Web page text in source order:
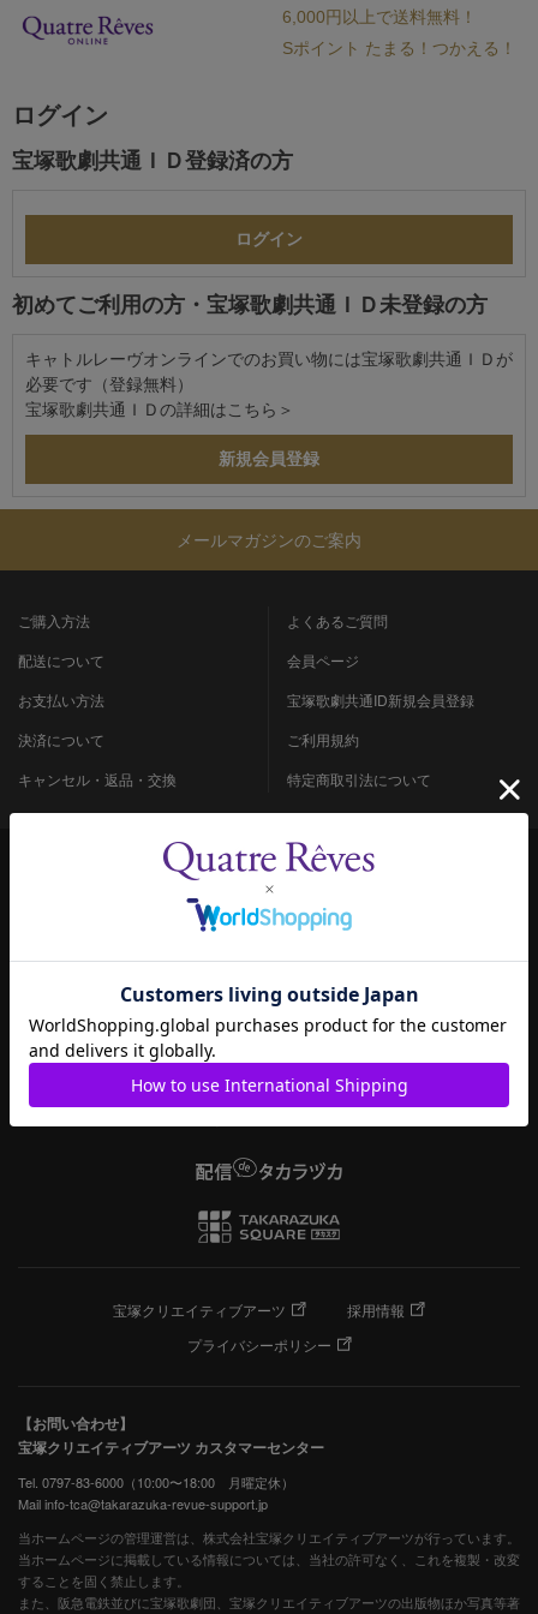
6,000円以上で送料無料！
Sポイント たまる！つかえる！
ログイン
宝塚歌劇共通ＩＤ登録済の方
初めてご利用の方・宝塚歌劇共通ＩＤ未登録の方
キャトルレーヴオンラインでのお買い物には宝塚歌劇共通ＩＤが
必要です（登録無料）
宝塚歌劇共通ＩＤの詳細は こちら＞
メールマガジンのご案内
ご購入方法
配送について
お支払い方法
決済について
キャンセル・返品・交換
よくあるご質問
会員ページ
宝塚歌劇共通ID新規会員登録
ご利用規約
特定商取引法について
宝塚クリエイティブアーツ
採用情報
プライバシーポリシー
【お問い合わせ】
宝塚クリエイティブアーツ カスタマーセンター
Tel. 0797-83-6000（10:00〜18:00 月曜定休）
Mail info-tca@takarazuka-revue-support.jp
当ホームページの管理運営は、株式会社宝塚クリエイティブアーツが行っています。
当ホームページに掲載している情報については、当社の許可なく、これを複製・改変
することを固く禁止します。
また、阪急電鉄並びに宝塚歌劇団、宝塚クリエイティブアーツの出版物ほか写真等著